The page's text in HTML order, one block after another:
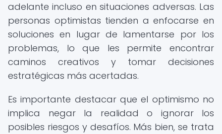
adelante incluso en situaciones adversas. Las
personas optimistas tienden a enfocarse en
soluciones en lugar de lamentarse por los
problemas, lo que les permite encontrar
caminos creativos y tomar decisiones
estratégicas más acertadas.
Es importante destacar que el optimismo no
implica negar la realidad o ignorar los
posibles riesgos y desafíos. Más bien, se trata